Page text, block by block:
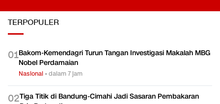
TERPOPULER
01Bakom-Kemendagri Turun Tangan Investigasi Makalah MBG
Nobel Perdamaian
Nasional •dalam 7 jam
02Tiga Titik di Bandung-Cimahi Jadi Sasaran Pembakaran